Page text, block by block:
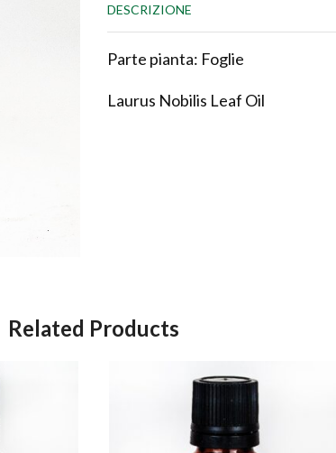
DESCRIZIONE
Parte pianta: Foglie
Laurus Nobilis Leaf Oil
Related Products